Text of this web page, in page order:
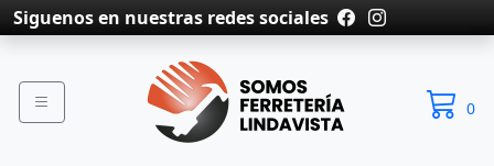
Siguenos en nuestras redes sociales
0